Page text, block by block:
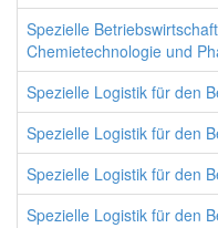
Spezielle
Chemietechnologie und
Spezielle Logistik für den
Spezielle Logistik für den
Spezielle Logistik für den
Spezielle Logistik für den